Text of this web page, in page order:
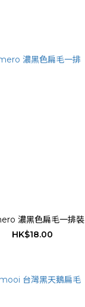
濃黑色扁毛一排裝
HK$18.00